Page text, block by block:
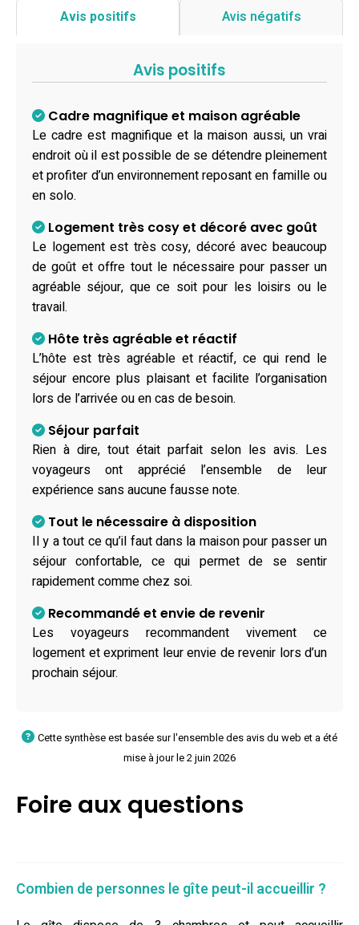
Avis positifs Avis négatifs
Avis positifs
Cadre magnifique et maison agréable
Le cadre est magnifique et la maison aussi, un vrai
endroit où il est possible de se détendre pleinement
et profiter d’un environnement reposant en famille ou
en solo.
Logement très cosy et décoré avec goût
Le logement est très cosy, décoré avec beaucoup
de goût et offre tout le nécessaire pour passer un
agréable séjour, que ce soit pour les loisirs ou le
travail.
Hôte très agréable et réactif
L’hôte est très agréable et réactif, ce qui rend le
séjour encore plus plaisant et facilite l’organisation
lors de l’arrivée ou en cas de besoin.
Séjour parfait
Rien à dire, tout était parfait selon les avis. Les
voyageurs ont apprécié l’ensemble de leur
expérience sans aucune fausse note.
Tout le nécessaire à disposition
Il y a tout ce qu’il faut dans la maison pour passer un
séjour confortable, ce qui permet de se sentir
rapidement comme chez soi.
Recommandé et envie de revenir
Les voyageurs recommandent vivement ce
logement et expriment leur envie de revenir lors d’un
prochain séjour.
Cette synthèse est basée sur l'ensemble des avis du web et a été
mise à jour le 2 juin 2026
Foire aux questions
Combien de personnes le gîte peut-il accueillir ?